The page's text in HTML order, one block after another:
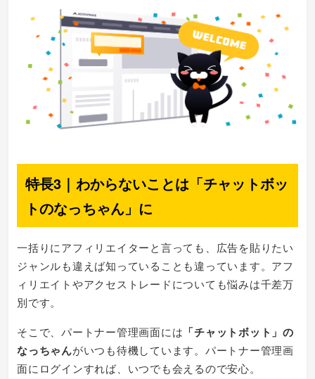
特長3｜わからないことは「チャットボッ
トのなっちゃん」に
一括りにアフィリエイターと言っても、広告を貼りたい
ジャンルも違えば知っていることも違っています。アフ
ィリエイトやアクセストレードについても悩みは千差万
別です。
そこで、パートナー管理画面には 「チャットボット」の
なっちゃんがいつも待機しています。パートナー管理画
面にログインすれば、いつでも会えるので安心。